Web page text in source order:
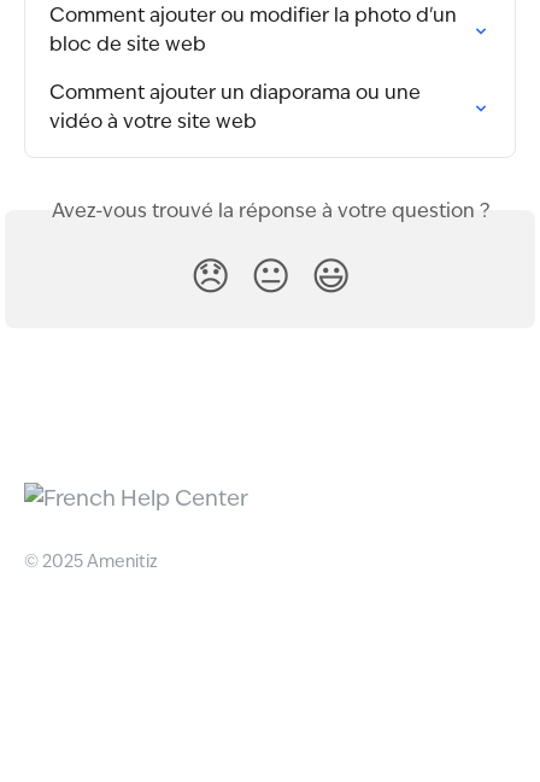
Comment ajouter ou modifier la photo d'un
bloc de site web
Comment ajouter un diaporama ou une
vidéo à votre site web
Avez-vous trouvé la réponse à votre question ?
😞 😐 😃
© 2025 Amenitiz